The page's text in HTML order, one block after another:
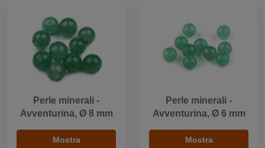
Perle minerali -
Avventurina, Ø 8 mm
Mostra
Perle minerali -
Avventurina, Ø 6 mm
Mostra